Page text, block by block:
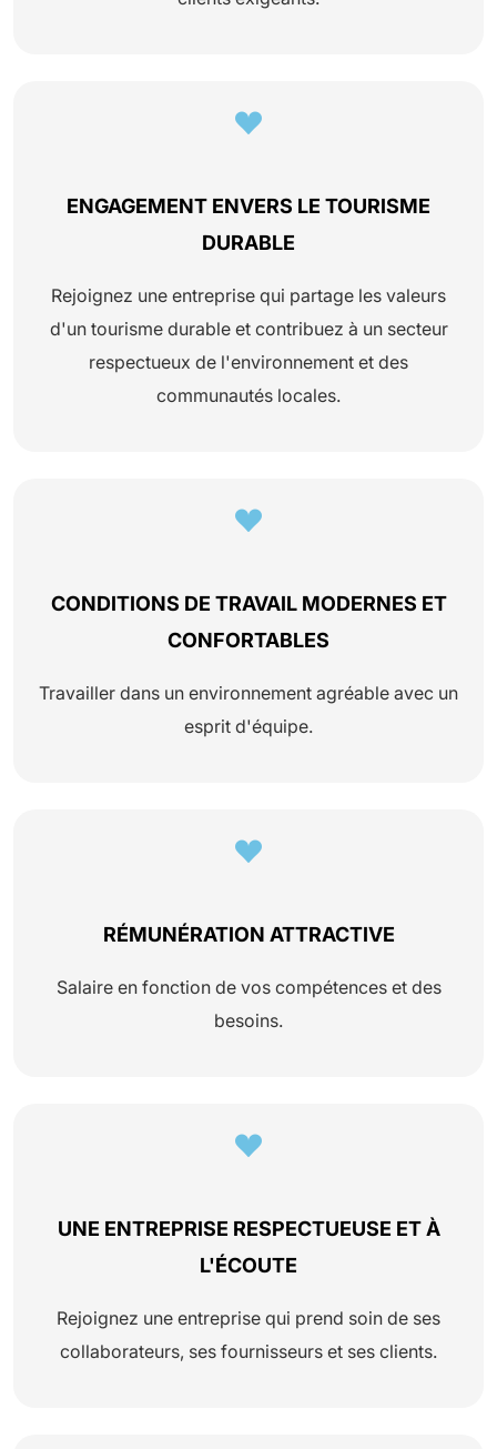
ENGAGEMENT ENVERS LE TOURISME
DURABLE
Rejoignez une entreprise qui partage les valeurs
d'un tourisme durable et contribuez à un secteur
respectueux de l'environnement et des
communautés locales.
CONDITIONS DE TRAVAIL MODERNES ET
CONFORTABLES
Travailler dans un environnement agréable avec un
esprit d'équipe.
RÉMUNÉRATION ATTRACTIVE
Salaire en fonction de vos compétences et des
besoins.
UNE ENTREPRISE RESPECTUEUSE ET À
L'ÉCOUTE
Rejoignez une entreprise qui prend soin de ses
collaborateurs, ses fournisseurs et ses clients.